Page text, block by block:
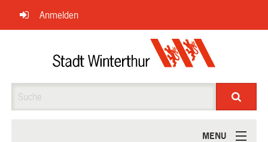
Navigation
überspringen
Anmelden
MENU